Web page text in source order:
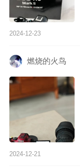
2024-12-23
燃烧的火鸟
2024-12-21